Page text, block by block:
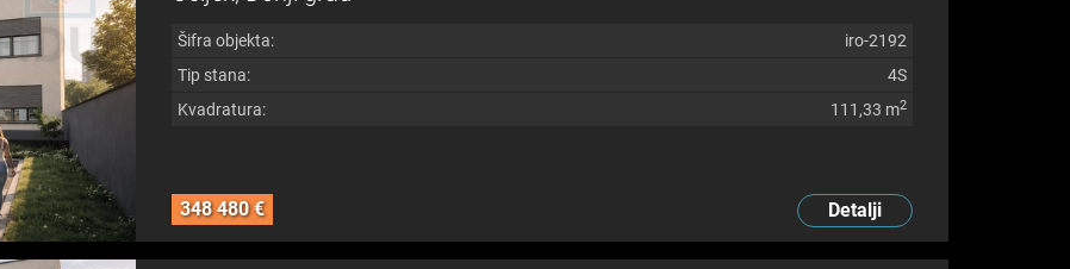
Šifra objekta:
iro-2192
Tip stana:
4S
Kvadratura:
111,33 m2
348 480 € Detalji